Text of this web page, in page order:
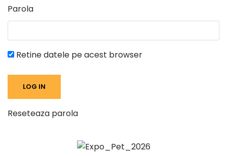
Parola
Retine datele pe acest browser
Reseteaza parola